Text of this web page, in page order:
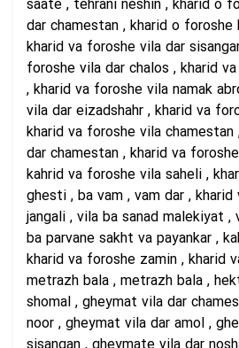
saate , tehrani neshin , kharid o
dar chamestan , kharid o foroshe
kharid va foroshe vila dar
foroshe vila dar chalos , kharid
, kharid va foroshe vila namak
vila dar eizadshahr , kharid va
kharid va foroshe vila
dar chamestan , kharid va
kahrid va foroshe vila saheli ,
ghesti , ba vam , vam dar ,
jangali , vila ba sanad malekiyat ,
ba parvane sakht va payankar ,
kharid va foroshe zamin , kharid
metrazh bala , metrazh bala ,
shomal , gheymat vila dar
noor , gheymat vila dar amol ,